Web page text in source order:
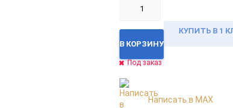
В КОРЗИНУ
КУПИТЬ В 1
Под заказ
Написать в MAX